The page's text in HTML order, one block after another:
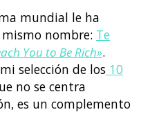
mundial le ha
nombre: Te
You to Be Rich».
selección de los 10
no se centra
es un complemento